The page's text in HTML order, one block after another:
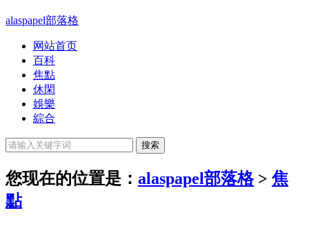
alaspapel部落格
网站首页
百科
焦點
休閑
娛樂
綜合
您现在的位置是： alaspapel部落格> 焦
點